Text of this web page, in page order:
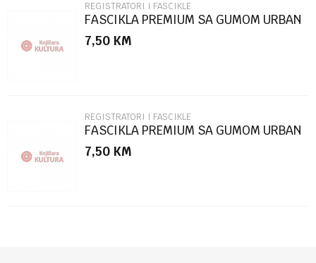
POŠALJI
REGISTRATORI I FASCIKLE
FASCIKLA PREMIUM SA GUMOM URBAN
STYLE SC2770
7,50 KM
REGISTRATORI I FASCIKLE
FASCIKLA PREMIUM SA GUMOM URBAN
STYLE SC2769
7,50 KM